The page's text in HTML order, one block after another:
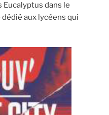
dans le
aux lycéens qui